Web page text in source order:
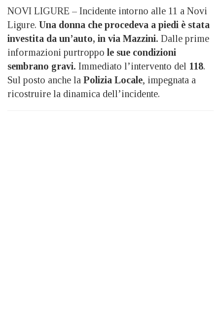
NOVI LIGURE – Incidente intorno alle 11 a Novi
Ligure. Una donna che procedeva a piedi è stata
investita da un’auto, in via Mazzini. Dalle prime
informazioni purtroppo le sue condizioni
sembrano gravi. Immediato l’intervento del 118.
Sul posto anche la Polizia Locale, impegnata a
ricostruire la dinamica dell’incidente.